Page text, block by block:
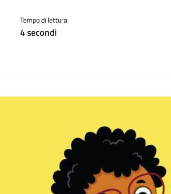
Tempo di lettura:
4 secondi